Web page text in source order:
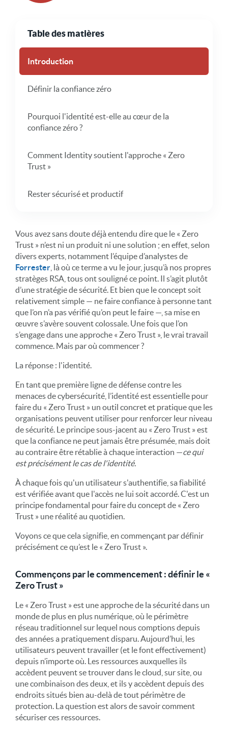
Table des matières
Introduction
Définir la confiance zéro
Pourquoi l'identité est-elle au cœur de la
confiance zéro ?
Comment Identity soutient l'approche « Zero
Trust »
Rester sécurisé et productif
Vous avez sans doute déjà entendu dire que le « Zero
Trust » n’est ni un produit ni une solution ; en effet, selon
divers experts, notamment l’équipe d’analystes de
Forrester , là où ce terme a vu le jour, jusqu’à nos propres
stratèges RSA, tous ont souligné ce point. Il s’agit plutôt
d’une stratégie de sécurité. Et bien que le concept soit
relativement simple — ne faire confiance à personne tant
que l’on n’a pas vérifié qu’on peut le faire —, sa mise en
œuvre s’avère souvent colossale. Une fois que l’on
s’engage dans une approche « Zero Trust », le vrai travail
commence. Mais par où commencer ?
La réponse : l'identité.
En tant que première ligne de défense contre les
menaces de cybersécurité, l’identité est essentielle pour
faire du « Zero Trust » un outil concret et pratique que les
organisations peuvent utiliser pour renforcer leur niveau
de sécurité. Le principe sous-jacent au « Zero Trust » est
que la confiance ne peut jamais être présumée, mais doit
au contraire être rétablie à chaque interaction —ce qui
est précisément le cas de l'identité.
À chaque fois qu'un utilisateur s'authentifie, sa fiabilité
est vérifiée avant que l'accès ne lui soit accordé. C'est un
principe fondamental pour faire du concept de « Zero
Trust » une réalité au quotidien.
Voyons ce que cela signifie, en commençant par définir
précisément ce qu’est le « Zero Trust ».
Commençons par le commencement : définir le «
Zero Trust »
Le « Zero Trust » est une approche de la sécurité dans un
monde de plus en plus numérique, où le périmètre
réseau traditionnel sur lequel nous comptions depuis
des années a pratiquement disparu. Aujourd’hui, les
utilisateurs peuvent travailler (et le font effectivement)
depuis n’importe où. Les ressources auxquelles ils
accèdent peuvent se trouver dans le cloud, sur site, ou
une combinaison des deux, et ils y accèdent depuis des
endroits situés bien au-delà de tout périmètre de
protection. La question est alors de savoir comment
sécuriser ces ressources.